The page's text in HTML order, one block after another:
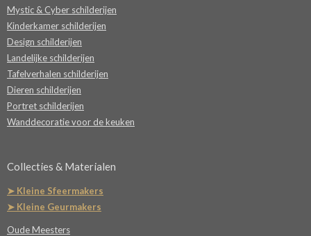
Mystic & Cyber schilderijen
Kinderkamer schilderijen
Design schilderijen
Landelijke schilderijen
Tafelverhalen schilderijen
Dieren schilderijen
Portret schilderijen
Wanddecoratie voor de keuken
Collecties & Materialen
➤ Kleine Sfeermakers
➤ Kleine Geurmakers
Oude Meesters